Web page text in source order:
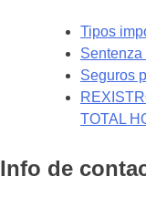
Tipos
Seguros
TOTAL
Info de